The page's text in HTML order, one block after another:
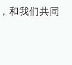
和我们共同